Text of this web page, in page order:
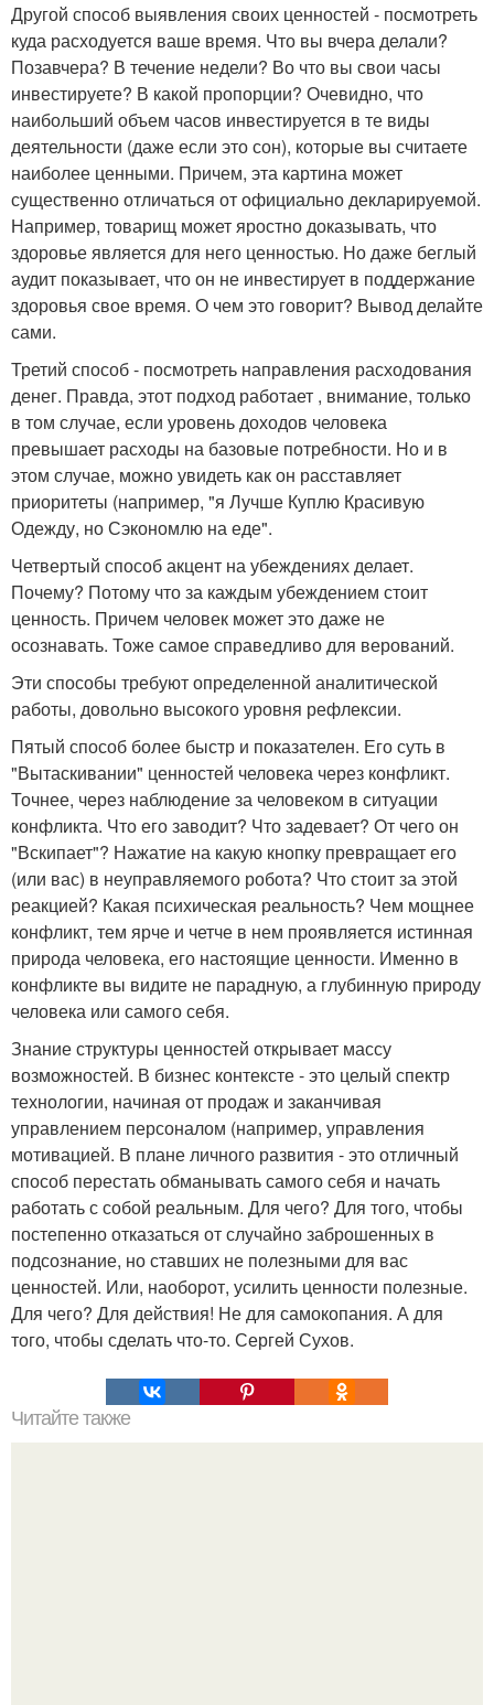
Другой способ выявления своих ценностей - посмотреть
куда расходуется ваше время. Что вы вчера делали?
Позавчера? В течение недели? Во что вы свои часы
инвестируете? В какой пропорции? Очевидно, что
наибольший объем часов инвестируется в те виды
деятельности (даже если это сон), которые вы считаете
наиболее ценными. Причем, эта картина может
существенно отличаться от официально декларируемой.
Например, товарищ может яростно доказывать, что
здоровье является для него ценностью. Но даже беглый
аудит показывает, что он не инвестирует в поддержание
здоровья свое время. О чем это говорит? Вывод делайте
сами.
Третий способ - посмотреть направления расходования
денег. Правда, этот подход работает , внимание, только
в том случае, если уровень доходов человека
превышает расходы на базовые потребности. Но и в
этом случае, можно увидеть как он расставляет
приоритеты (например, "я Лучше Куплю Красивую
Одежду, но Сэкономлю на еде".
Четвертый способ акцент на убеждениях делает.
Почему? Потому что за каждым убеждением стоит
ценность. Причем человек может это даже не
осознавать. Тоже самое справедливо для верований.
Эти способы требуют определенной аналитической
работы, довольно высокого уровня рефлексии.
Пятый способ более быстр и показателен. Его суть в
"Вытаскивании" ценностей человека через конфликт.
Точнее, через наблюдение за человеком в ситуации
конфликта. Что его заводит? Что задевает? От чего он
"Вскипает"? Нажатие на какую кнопку превращает его
(или вас) в неуправляемого робота? Что стоит за этой
реакцией? Какая психическая реальность? Чем мощнее
конфликт, тем ярче и четче в нем проявляется истинная
природа человека, его настоящие ценности. Именно в
конфликте вы видите не парадную, а глубинную природу
человека или самого себя.
Знание структуры ценностей открывает массу
возможностей. В бизнес контексте - это целый спектр
технологии, начиная от продаж и заканчивая
управлением персоналом (например, управления
мотивацией. В плане личного развития - это отличный
способ перестать обманывать самого себя и начать
работать с собой реальным. Для чего? Для того, чтобы
постепенно отказаться от случайно заброшенных в
подсознание, но ставших не полезными для вас
ценностей. Или, наоборот, усилить ценности полезные.
Для чего? Для действия! Не для самокопания. А для
того, чтобы сделать что-то. Сергей Сухов.
Читайте также